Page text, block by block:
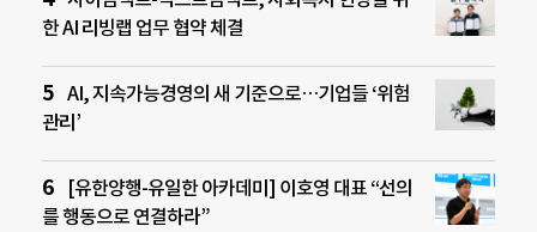
한 AI 리빙랩 업무 협약 체결
AI, 지속가능경영의 새 기준으로…기업들 ‘위험
관리’
[유한양행-유일한 아카데미] 이호영 대표 “선의
를 행동으로 연결하라”